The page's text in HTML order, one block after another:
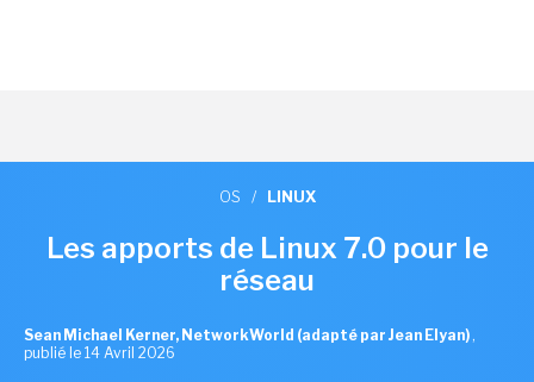
OS / LINUX
Les apports de Linux 7.0 pour le
réseau
Sean Michael Kerner, NetworkWorld (adapté par Jean Elyan) ,
publié le 14 Avril 2026